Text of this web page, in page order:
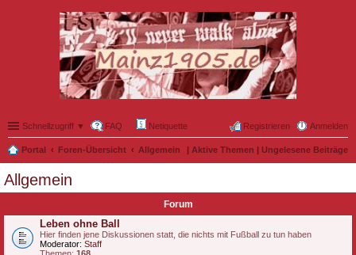
Schnellzugriff ▼ FAQ Netiquette Anmelden
Registrieren
Portal Foren-Übersicht Allgemein | Aktive Themen | Ungelesene Beiträge
Allgemein
Forum
Leben ohne Ball
Hier finden jene Diskussionen statt, die nichts mit Fußball zu tun haben
Moderator: Staff